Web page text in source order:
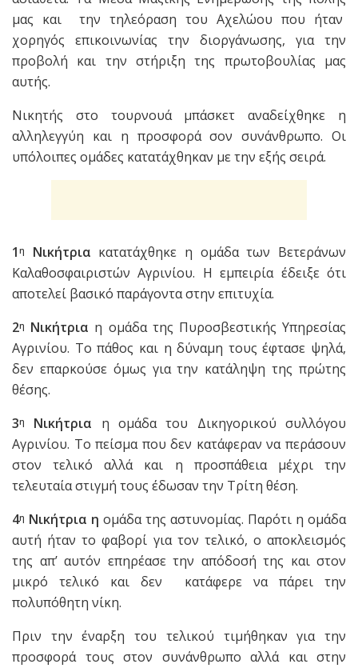
μας και την τηλεόραση του Αχελώου που ήταν
χορηγός επικοινωνίας την διοργάνωσης, για την
προβολή και την στήριξη της πρωτοβουλίας μας
αυτής.
Νικητής στο τουρνουά μπάσκετ αναδείχθηκε η
αλληλεγγύη και η προσφορά σον συνάνθρωπο. Οι
υπόλοιπες ομάδες κατατάχθηκαν με την εξής σειρά.
1 η Νικήτρια κατατάχθηκε η ομάδα των Βετεράνων
Καλαθοσφαιριστών Αγρινίου. Η εμπειρία έδειξε ότι
αποτελεί βασικό παράγοντα στην επιτυχία.
2η Νικήτρια η ομάδα της Πυροσβεστικής Υπηρεσίας
Αγρινίου. Το πάθος και η δύναμη τους έφτασε ψηλά,
δεν επαρκούσε όμως για την κατάληψη της πρώτης
θέσης.
3η Νικήτρια η ομάδα του Δικηγορικού συλλόγου
Αγρινίου. Το πείσμα που δεν κατάφεραν να περάσουν
στον τελικό αλλά και η προσπάθεια μέχρι την
τελευταία στιγμή τους έδωσαν την Τρίτη θέση.
4η Νικήτρια η ομάδα της αστυνομίας. Παρότι η ομάδα
αυτή ήταν το φαβορί για τον τελικό, ο αποκλεισμός
της απ’ αυτόν επηρέασε την απόδοσή της και στον
μικρό τελικό και δεν κατάφερε να πάρει την
πολυπόθητη νίκη.
Πριν την έναρξη του τελικού τιμήθηκαν για την
προσφορά τους στον συνάνθρωπο αλλά και στην